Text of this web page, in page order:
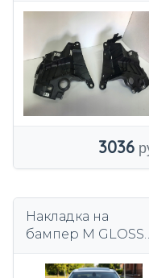
F16 51647294544
7294544 ПРАВЫЙ
3036
Накладка на
бампер M GLOSS
BMW E90 E91 LCI